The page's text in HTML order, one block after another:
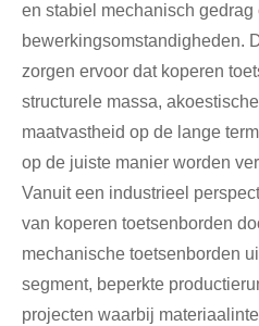
en stabiel mechanisch
bewerkingsomstandigheden.
zorgen ervoor dat koperen
structurele massa,
maatvastheid op de lange
op de juiste manier worden
Vanuit een industrieel
van koperen toetsenborden
mechanische toetsenborden
segment, beperkte
projecten waarbij